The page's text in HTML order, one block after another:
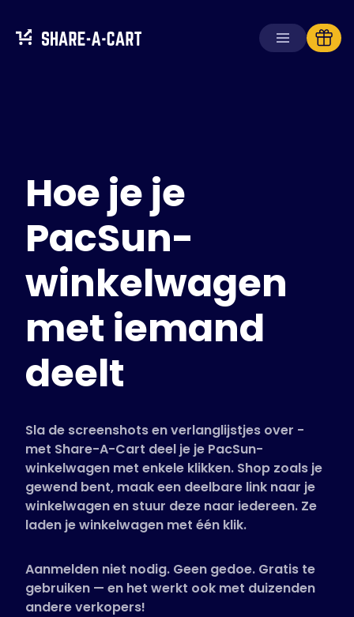
Oplossingen
Voor consumenten
Voor scholen
Voor ondernemingen
HaalPlus+
Inloggen
Nederlands (Dutch)
Hoe je je
PacSun-
winkelwagen
met iemand
deelt
Sla de screenshots en verlanglijstjes over -
met Share-A-Cart deel je je PacSun-
winkelwagen met enkele klikken. Shop zoals je
gewend bent, maak een deelbare link naar je
winkelwagen en stuur deze naar iedereen. Ze
laden je winkelwagen met één klik.
Aanmelden niet nodig. Geen gedoe. Gratis te
gebruiken — en het werkt ook met duizenden
andere verkopers!